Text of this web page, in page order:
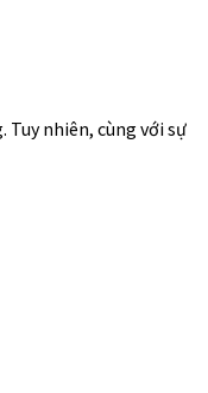
nhiên, cùng với sự